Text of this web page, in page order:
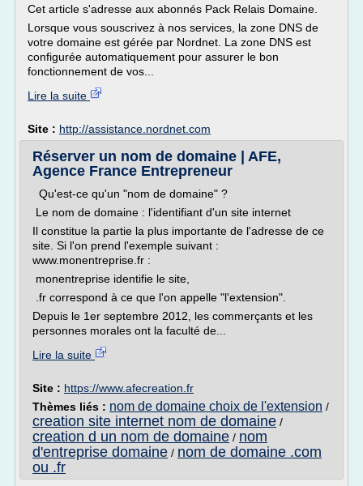
Cet article s'adresse aux abonnés Pack Relais Domaine.
Lorsque vous souscrivez à nos services, la zone DNS de
votre domaine est gérée par Nordnet. La zone DNS est
configurée automatiquement pour assurer le bon
fonctionnement de vos...
Lire la suite
Site : http://assistance.nordnet.com
Réserver un nom de domaine | AFE,
Agence France Entrepreneur
Qu'est-ce qu'un "nom de domaine" ?
Le nom de domaine : l'identifiant d'un site internet
Il constitue la partie la plus importante de l'adresse de ce
site. Si l'on prend l'exemple suivant :
www.monentreprise.fr :
monentreprise identifie le site,
.fr correspond à ce que l'on appelle "l'extension".
Depuis le 1er septembre 2012, les commerçants et les
personnes morales ont la faculté de...
Lire la suite
Site : https://www.afecreation.fr
Thèmes liés : nom de domaine choix de l'extension /
creation site internet nom de domaine /
creation d un nom de domaine / nom
d'entreprise domaine / nom de domaine .com
ou .fr